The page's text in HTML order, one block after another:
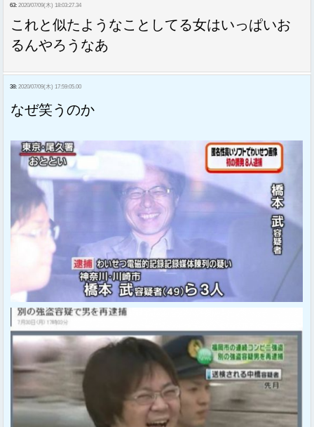
63: 2020/07/09(木) 18:03:27.34
これと似たようなことしてる女はいっぱいお
るんやろうなあ
38: 2020/07/09(木) 17:59:05.00
なぜ笑うのか